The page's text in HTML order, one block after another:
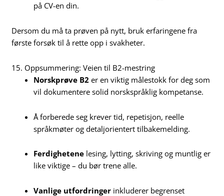
på CV-en din.
Dersom du må ta prøven på nytt, bruk erfaringene fra
første forsøk til å rette opp i svakheter.
15. Oppsummering: Veien til B2-mestring
Norskprøve B2 er en viktig målestokk for deg som
vil dokumentere solid norskspråklig kompetanse.
Å forberede seg krever tid, repetisjon, reelle
språkmøter og detaljorientert tilbakemelding.
Ferdighetene lesing, lytting, skriving og muntlig er
like viktige – du bør trene alle.
Vanlige utfordringer inkluderer begrenset